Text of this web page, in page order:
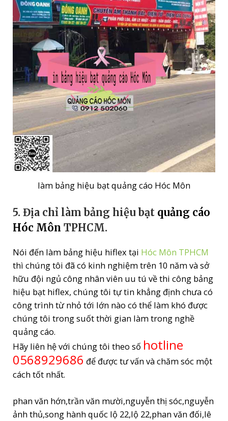
làm bảng hiệu bạt quảng cáo Hóc Môn
5. Địa chỉ làm bảng hiệu bạt quảng cáo
Hóc Môn TPHCM.
Nói đến làm bảng hiệu hiflex tại Hóc Môn TPHCM
thì chúng tôi đã có kinh nghiệm trên 10 năm và sở
hữu đội ngủ công nhân viên uu tú về thi công bảng
hiệu bạt hiflex, chúng tôi tự tin khẳng định chưa có
công trình từ nhỏ tới lớn nào có thể làm khó được
chúng tôi trong suốt thời gian làm trong nghề
quảng cáo.
Hãy liên hệ với chúng tôi theo số hotline
0568929686 để được tư vấn và chăm sóc một
cách tốt nhất.
phan văn hớn,trần văn mười,nguyễn thị sóc,nguyễn
ảnh thủ,song hành quốc lộ 22,lộ 22,phan văn đối,lê